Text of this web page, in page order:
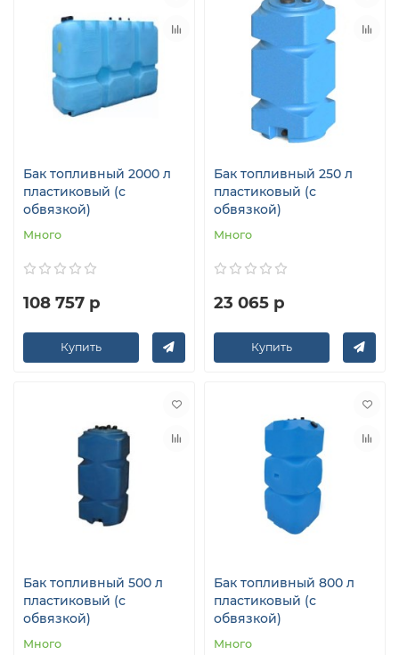
Бак топливный 2000 л
пластиковый (с
обвязкой)
Много
108 757 р
Купить
Бак топливный 250 л
пластиковый (с
обвязкой)
Много
23 065 р
Купить
Бак топливный 500 л
пластиковый (с
обвязкой)
Много
Бак топливный 800 л
пластиковый (с
обвязкой)
Много